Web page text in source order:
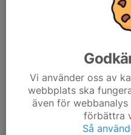
reflex, ett trollspö, en
Vi använder oss av
webbplats ska
även för
förbättra
Så